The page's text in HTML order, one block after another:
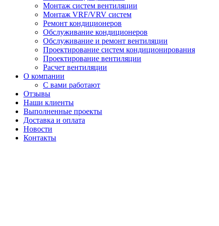
Монтаж систем вентиляции
Монтаж VRF/VRV систем
Ремонт кондиционеров
Обслуживание кондиционеров
Обслуживание и ремонт вентиляции
Проектирование систем кондиционирования
Проектирование вентиляции
Расчет вентиляции
О компании
С вами работают
Отзывы
Наши клиенты
Выполненные проекты
Доставка и оплата
Новости
Контакты